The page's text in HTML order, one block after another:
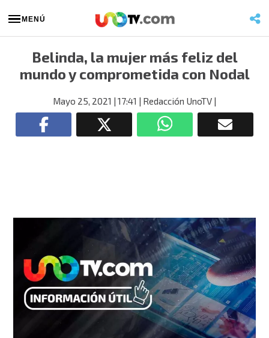
MENÚ
Belinda, la mujer más feliz del
mundo y comprometida con Nodal
Mayo 25, 2021 | 17:41 | Redacción UnoTV |